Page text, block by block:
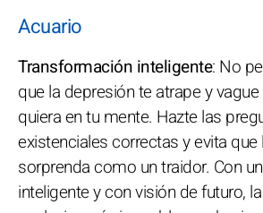
Acuario
Transformación inteligente: No
que la depresión te atrape y
quiera en tu mente. Hazte las
existenciales correctas y evita que
sorprenda como un traidor. Con
inteligente y con visión de futuro,